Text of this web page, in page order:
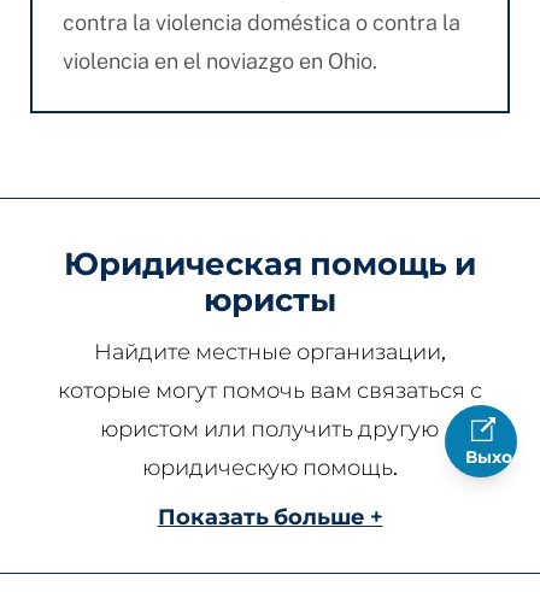
Выход
contra la violencia doméstica o contra la
violencia en el noviazgo en Ohio.
Юридическая помощь и
юристы
Найдите местные организации,
которые могут помочь вам связаться с
юристом или получить другую
юридическую помощь.
Показать больше +